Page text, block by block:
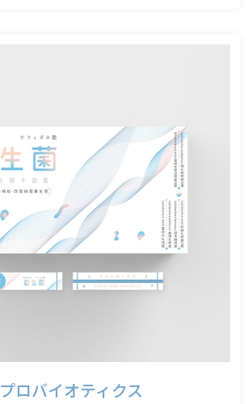
プロバイオティクス